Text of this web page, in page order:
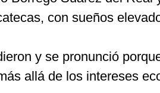
con sueños
y se pronunció
allá de los intereses